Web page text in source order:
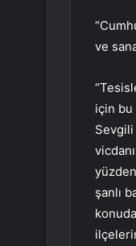
ve
için bu
Sevgili
şanlı